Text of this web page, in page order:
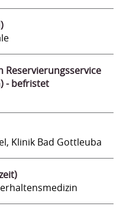
- befristet
Klinik Bad Gottleuba